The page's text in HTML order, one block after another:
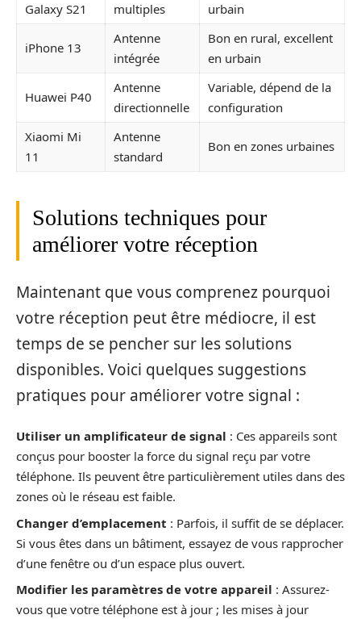
Galaxy S21
multiples
urbain
iPhone 13
Antenne
intégrée
Bon en rural, excellent
en urbain
Huawei P40
Antenne
directionnelle
Variable, dépend de la
configuration
Xiaomi Mi
11
Antenne
standard
Bon en zones urbaines
Solutions techniques pour
améliorer votre réception
Maintenant que vous comprenez pourquoi
votre réception peut être médiocre, il est
temps de se pencher sur les solutions
disponibles. Voici quelques suggestions
pratiques pour améliorer votre signal :
Utiliser un amplificateur de signal : Ces appareils sont
conçus pour booster la force du signal reçu par votre
téléphone. Ils peuvent être particulièrement utiles dans des
zones où le réseau est faible.
Changer d’emplacement : Parfois, il suffit de se déplacer.
Si vous êtes dans un bâtiment, essayez de vous rapprocher
d’une fenêtre ou d’un espace plus ouvert.
Modifier les paramètres de votre appareil : Assurez-
vous que votre téléphone est à jour ; les mises à jour